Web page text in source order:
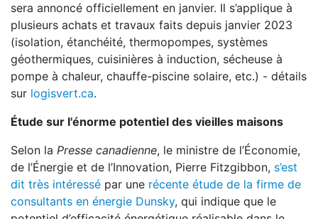
sera annoncé officiellement en janvier. Il s’applique à
plusieurs achats et travaux faits depuis janvier 2023
(isolation, étanchéité, thermopompes, systèmes
géothermiques, cuisinières à induction, sécheuse à
pompe à chaleur, chauffe-piscine solaire, etc.) - détails
sur logisvert.ca.
Étude sur l'énorme potentiel des vieilles maisons
Selon la Presse canadienne, le ministre de l’Économie,
de l’Énergie et de l’Innovation, Pierre Fitzgibbon, s’est
dit très intéressé par une récente étude de la firme de
consultants en énergie Dunsky, qui indique que le